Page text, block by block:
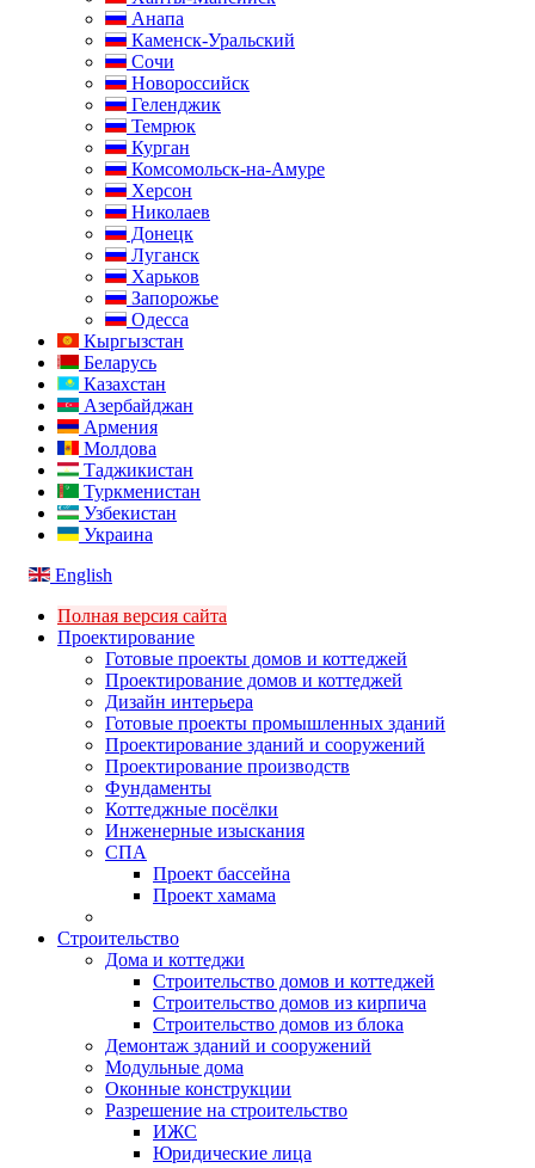
Анапа
Каменск-Уральский
Сочи
Новороссийск
Геленджик
Темрюк
Курган
Комсомольск-на-Амуре
Херсон
Николаев
Донецк
Луганск
Харьков
Запорожье
Одесса
Кыргызстан
Беларусь
Казахстан
Азербайджан
Армения
Молдова
Таджикистан
Туркменистан
Узбекистан
Украина
English
Полная версия сайта
Проектирование
Готовые проекты домов и коттеджей
Проектирование домов и коттеджей
Дизайн интерьера
Готовые проекты промышленных зданий
Проектирование зданий и сооружений
Проектирование производств
Фундаменты
Коттеджные посёлки
Инженерные изыскания
СПА
Проект бассейна
Проект хамама
Строительство
Дома и коттеджи
Строительство домов и коттеджей
Строительство домов из кирпича
Строительство домов из блока
Демонтаж зданий и сооружений
Модульные дома
Оконные конструкции
Разрешение на строительство
ИЖС
Юридические лица